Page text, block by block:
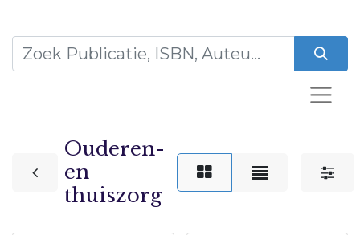
Ouderen-
en
thuiszorg